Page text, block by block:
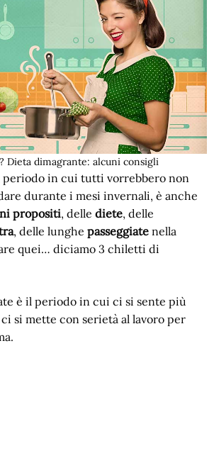
Dieta dimagrante: alcuni consigli
periodo in cui tutti vorrebbero non
durante i mesi invernali, è anche
propositi, dellediete, delle
, delle lunghepasseggiate nella
quei… diciamo 3 chiletti di
è il periodo in cui ci si sente più
si mette con serietà al lavoro per